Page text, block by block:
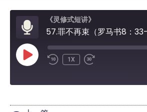
《灵修式短讲》
57.罪不再束（罗马书8：
1X